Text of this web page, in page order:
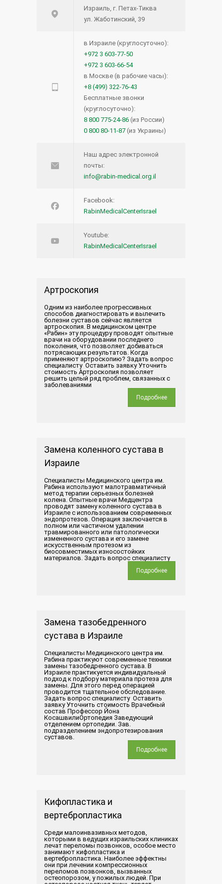
Израиль, г. Петах-Тиква
ул. Жаботинский, 39
в Израиле (круглосуточно):
+972 3 603-77-50
+972 3 603-66-54
в Москве (в рабочие часы):
+8 (499) 322-76-43
Бесплатные звонки
(круглосуточно):
8 800 775-24-86 (из России)
0 800 80-11-87 (из Украины)
Наш адрес электронной
почты:
info@rabin-medical.org.il
Facebook:
RabinMedicalCenterIsrael
Youtube:
RabinMedicalCenterIsrael
Артроскопия
Одним из наиболее прогрессивных
способов диагностировать и вылечить
болезни суставов сейчас является
артроскопия. В медицинском центре
«Рабин» эту процедуру проводят опытные
врачи на оборудовании последнего
поколения, что позволяет добиваться
потрясающих результатов. Когда
применяют артроскопию? Задать вопрос
специалисту Оставить заявку Уточнить
стоимость Артроскопия позволяет
решить целый ряд проблем, связанных с
заболеваниями
Подробнее
Замена коленного сустава в
Израиле
Специалисты Медицинского центра им.
Рабина используют малотравматичный
метод терапии серьезных болезней
колена. Опытные врачи Медцентра
проводят замену коленного сустава в
Израиле с использованием современных
эндопротезов. Операция заключается в
полном или частичном удалении
травмированного или патологически
измененного сустава и его замене
искусственным протезом из
биосовместимых износостойких
материалов. Задать вопрос специалисту
Подробнее
Замена тазобедренного
сустава в Израиле
Специалисты Медицинского центра им.
Рабина практикуют современные техники
замены тазобедренного сустава. В
Израиле практикуется индивидуальный
подход к подбору материала протеза для
замены. Для этого перед операцией
проводится тщательное обследование.
Задать вопрос специалисту Оставить
заявку Уточнить стоимость Врачебный
состав Профессор Йона
КосашвилиОртопедия Заведующий
отделением ортопедии. Зав.
подразделением эндопротезирования
суставов.
Подробнее
Кифопластика и
вертебропластика
Среди малоинвазивных методов,
которыми в ведущих израильских клиниках
лечат переломы позвонков, особое место
занимают кифопластика и
вертебропластика. Наиболее эффектны
они при лечении компрессионных
переломов позвонков, вызванных
остеопорозом, у пожилых людей. При